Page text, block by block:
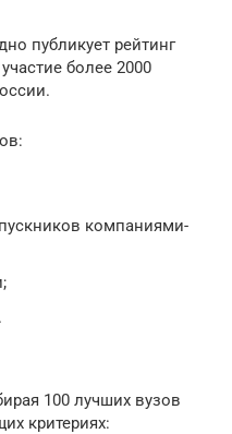
публикует рейтинг
более 2000
компаниями-
100 лучших вузов
критериях: